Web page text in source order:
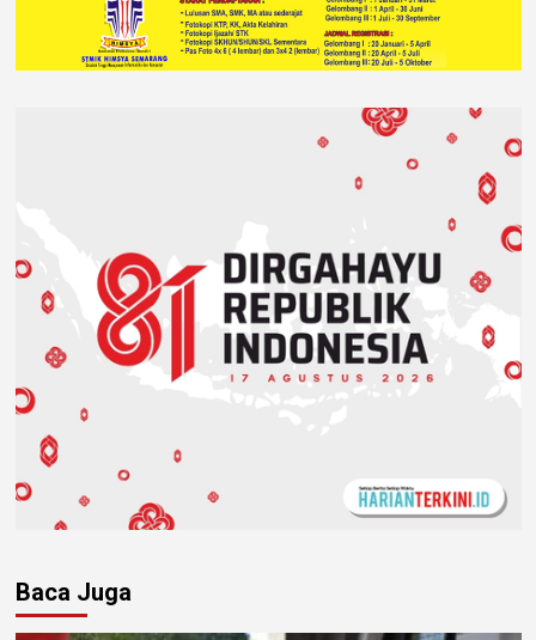
Baca Juga